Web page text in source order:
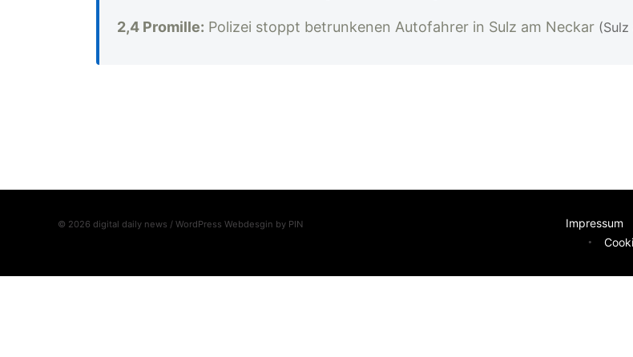
2,4 Promille: Polizei stoppt betrunkenen Autofahrer in Sulz am Neckar
© 2026 digital daily news / WordPress Webdesgin by PIN Impressum